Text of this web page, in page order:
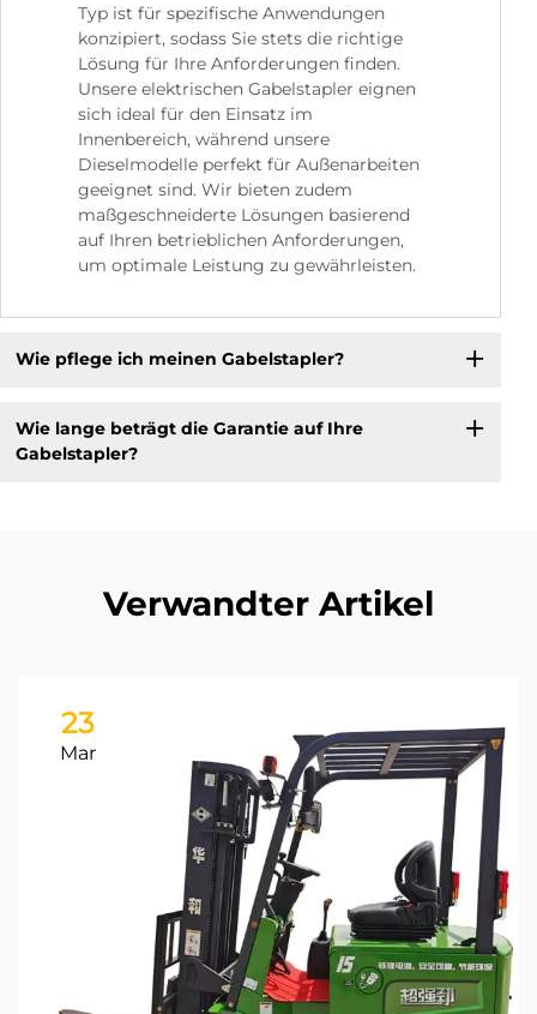
Typ ist für spezifische Anwendungen
konzipiert, sodass Sie stets die richtige
Lösung für Ihre Anforderungen finden.
Unsere elektrischen Gabelstapler eignen
sich ideal für den Einsatz im
Innenbereich, während unsere
Dieselmodelle perfekt für Außenarbeiten
geeignet sind. Wir bieten zudem
maßgeschneiderte Lösungen basierend
auf Ihren betrieblichen Anforderungen,
um optimale Leistung zu gewährleisten.
Wie pflege ich meinen Gabelstapler?
Wie lange beträgt die Garantie auf Ihre
Gabelstapler?
Verwandter Artikel
23
Mar